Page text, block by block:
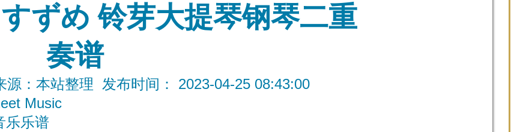
ずめ 铃芽大提琴钢琴二重
奏谱
：本站整理 发布时间： 2023-04-25 08:43:00
Music
乐乐谱